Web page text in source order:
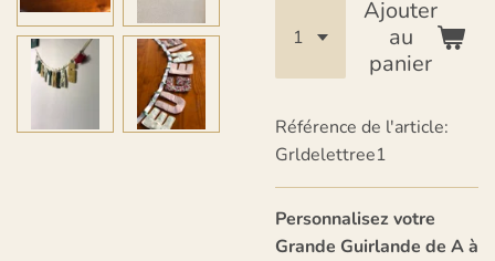
Ajouter
au
panier
Référence de l'article:
Grldelettree1
Personnalisez votre
Grande Guirlande de A à